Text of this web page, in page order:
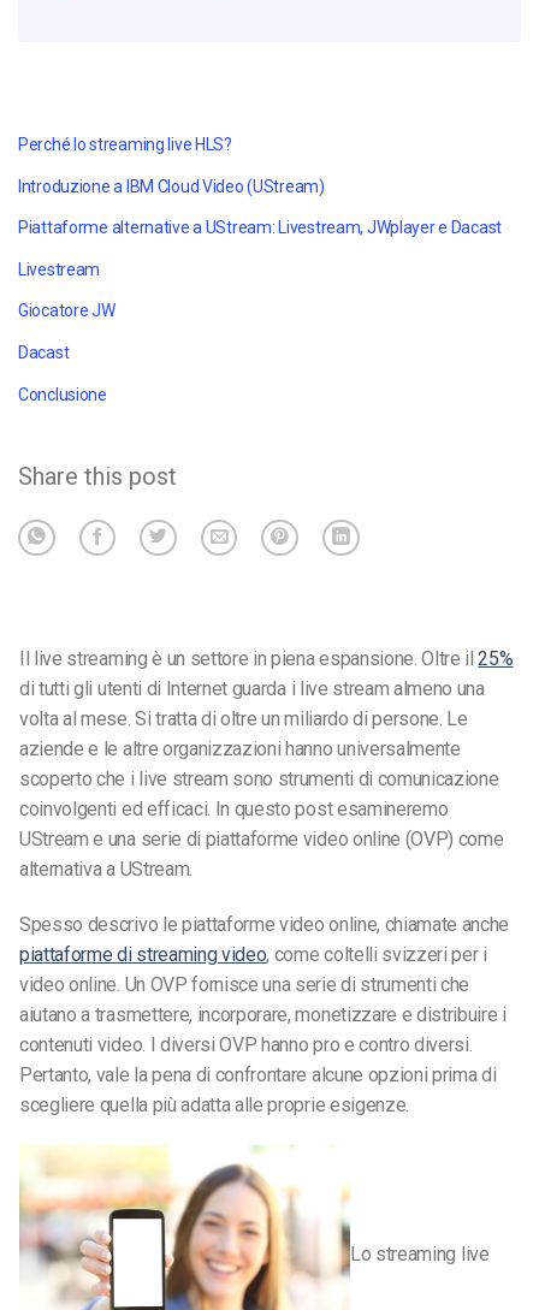
Perché lo streaming live HLS?
Introduzione a IBM Cloud Video (UStream)
Piattaforme alternative a UStream: Livestream, JWplayer e Dacast
Livestream
Giocatore JW
Dacast
Conclusione
Share this post
Il live streaming è un settore in piena espansione. Oltre il25%
di tutti gli utenti di Internet guarda i live stream almeno una
volta al mese. Si tratta di oltre un miliardo di persone. Le
aziende e le altre organizzazioni hanno universalmente
scoperto che i live stream sono strumenti di comunicazione
coinvolgenti ed efficaci. In questo post esamineremo
UStream e una serie di piattaforme video online (OVP) come
alternativa a UStream.
Spesso descrivo le piattaforme video online, chiamate anche
piattaforme di streaming video, come coltelli svizzeri per i
video online. Un OVP fornisce una serie di strumenti che
aiutano a trasmettere, incorporare, monetizzare e distribuire i
contenuti video. I diversi OVP hanno pro e contro diversi.
Pertanto, vale la pena di confrontare alcune opzioni prima di
scegliere quella più adatta alle proprie esigenze.
Lo streaming live